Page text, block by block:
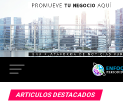
ARTICULOS DESTACADOS